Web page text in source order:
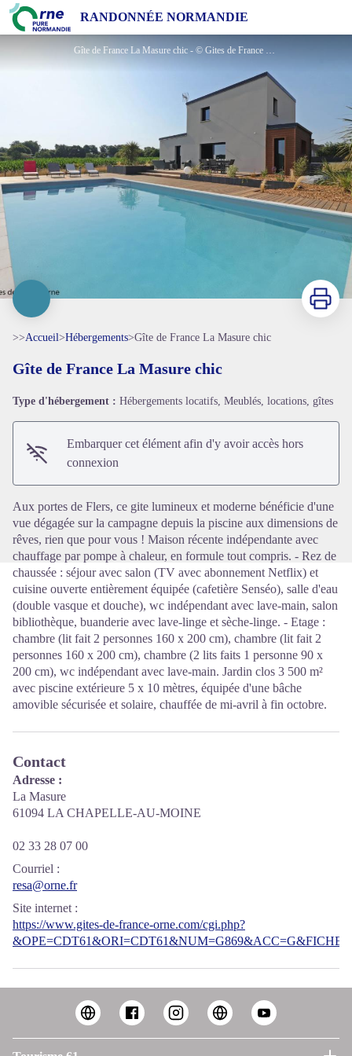
RANDONNÉE NORMANDIE
Gîte de France La Masure chic
Gîte de France La Masure chic - © Gites de France Orne
Voir l'image en plein écran
Imprimer
>>Accueil>Hébergements>Gîte de France La Masure chic
Gîte de France La Masure chic
Type d'hébergement : Hébergements locatifs, Meublés, locations, gîtes
Embarquer cet élément afin d'y avoir accès hors
connexion
Aux portes de Flers, ce gite lumineux et moderne bénéficie d'une
vue dégagée sur la campagne depuis la piscine aux dimensions de
rêves, rien que pour vous ! Maison récente indépendante avec
chauffage par pompe à chaleur, en formule tout compris. - Rez de
chaussée : séjour avec salon (TV avec abonnement Netflix) et
cuisine ouverte entièrement équipée (cafetière Senséo), salle d'eau
(double vasque et douche), wc indépendant avec lave-main, salon
bibliothèque, buanderie avec lave-linge et sèche-linge. - Etage :
chambre (lit fait 2 personnes 160 x 200 cm), chambre (lit fait 2
personnes 160 x 200 cm), chambre (2 lits faits 1 personne 90 x
200 cm), wc indépendant avec lave-main. Jardin clos 3 500 m²
avec piscine extérieure 5 x 10 mètres, équipée d'une bâche
amovible sécurisée et solaire, chauffée de mi-avril à fin octobre.
Contact
Adresse :
La Masure
61094 LA CHAPELLE-AU-MOINE
02 33 28 07 00
Courriel :
resa@orne.fr
Site internet :
https://www.gites-de-france-orne.com/cgi.php?